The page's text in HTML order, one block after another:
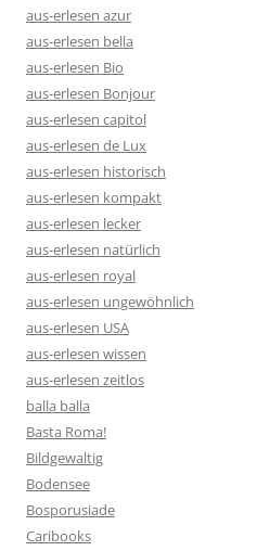
aus-erlesen azur
aus-erlesen bella
aus-erlesen Bio
aus-erlesen Bonjour
aus-erlesen capitol
aus-erlesen de Lux
aus-erlesen historisch
aus-erlesen kompakt
aus-erlesen lecker
aus-erlesen natürlich
aus-erlesen royal
aus-erlesen ungewöhnlich
aus-erlesen USA
aus-erlesen wissen
aus-erlesen zeitlos
balla balla
Basta Roma!
Bildgewaltig
Bodensee
Bosporusiade
Caribooks